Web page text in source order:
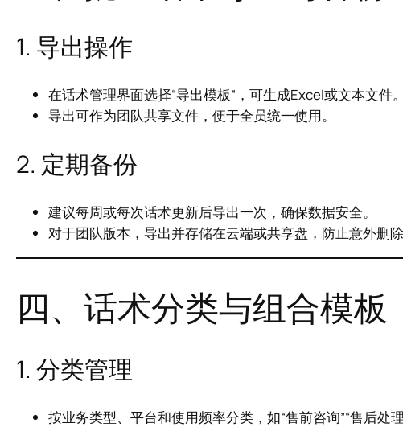
1. 导出操作
在话术管理界面选择“导出模板”，可生成Excel或文本文件。
导出可作为团队共享文件，便于全员统一使用。
2. 定期备份
建议每周或每次话术更新后导出一次，确保数据安全。
对于团队版本，导出并存储在云端或共享盘，防止意外删除
四、话术分类与组合模板
1. 分类管理
按业务类型、平台和使用频率分类，如“售前咨询”“售后处理